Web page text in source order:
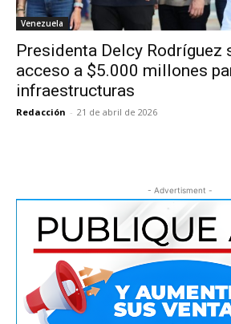
Venezuela
Presidenta Delcy Rodríguez
acceso a $5.000 millones
infraestructuras
Redacción - 21 de abril de 2026
- Advertisment -